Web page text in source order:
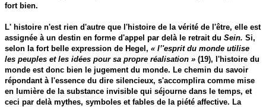
fort bien.
L' histoire n'est rien d'autre que l'histoire de la vérité de l'être, elle est
assignée à un destin en forme d'appel par delà le retrait duSein. Si,
selon la fort belle expression de Hegel,« l’'esprit du monde utilise
les peuples et les idées pour sa propre réalisation » (19), l'histoire du
monde est donc bien le jugement du monde. Le chemin du savoir
répondant à l'essence du dire silencieux, s'accomplira comme mise
en lumière de la substance invisible qui séjourne dans le temps, et
ceci par delà mythes, symboles et fables de la piété affective. La